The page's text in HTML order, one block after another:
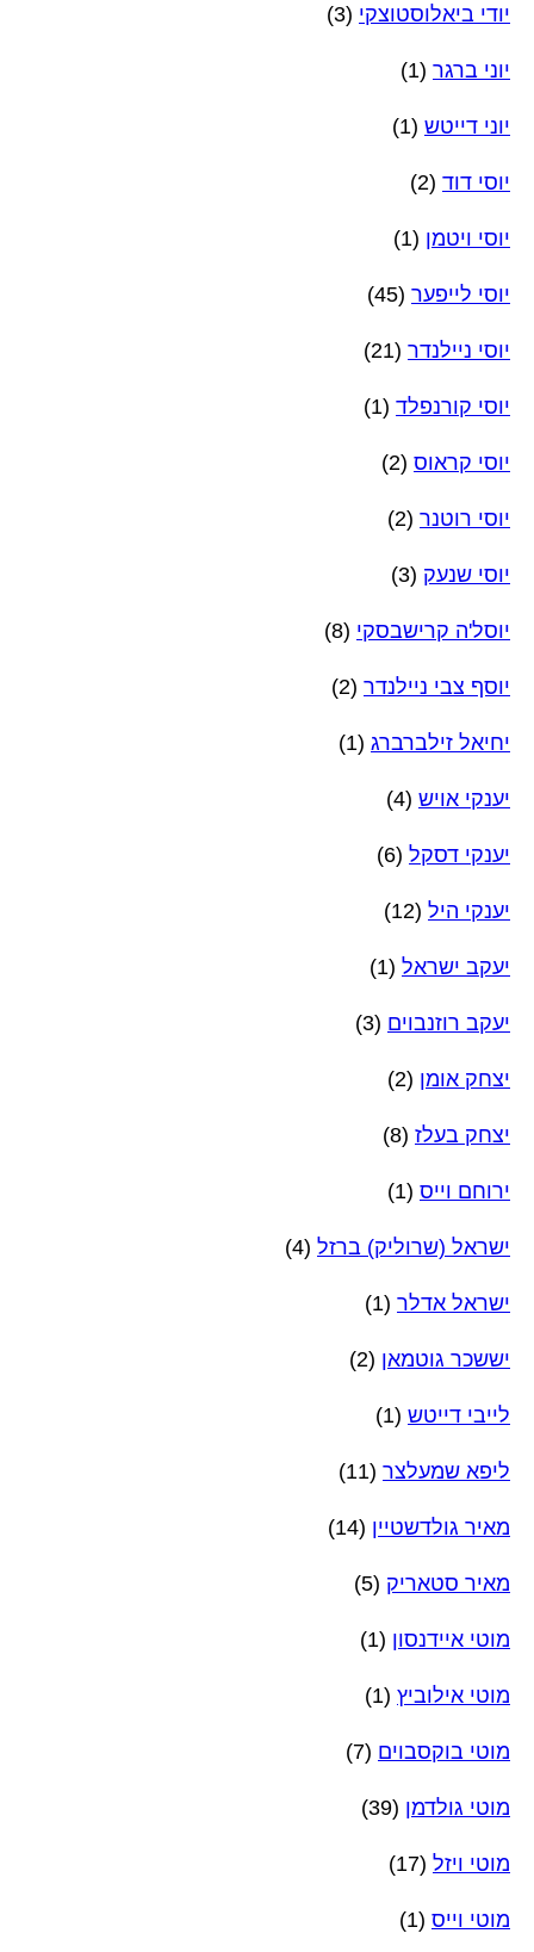
יודי ביאלוסטוצקי (3)
יוני ברגר (1)
יוני דייטש (1)
יוסי דוד (2)
יוסי ויטמן (1)
יוסי לייפער (45)
יוסי ניילנדר (21)
יוסי קורנפלד (1)
יוסי קראוס (2)
יוסי רוטנר (2)
יוסי שנעק (3)
יוסל'ה קרישבסקי (8)
יוסף צבי ניילנדר (2)
יחיאל זילברברג (1)
יענקי אויש (4)
יענקי דסקל (6)
יענקי היל (12)
יעקב ישראל (1)
יעקב רוזנבוים (3)
יצחק אומן (2)
יצחק בעלז (8)
ירוחם וייס (1)
ישראל (שרוליק) ברזל (4)
ישראל אדלר (1)
יששכר גוטמאן (2)
לייבי דייטש (1)
ליפא שמעלצר (11)
מאיר גולדשטיין (14)
מאיר סטאריק (5)
מוטי איידנסון (1)
מוטי אילוביץ (1)
מוטי בוקסבוים (7)
מוטי גולדמן (39)
מוטי ויזל (17)
מוטי וייס (1)